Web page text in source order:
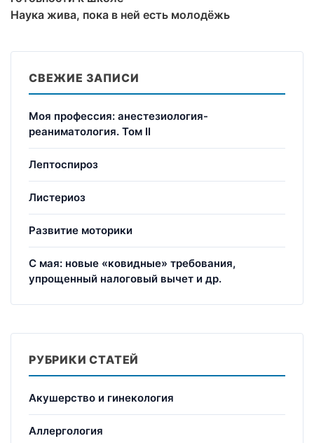
Наука жива, пока в ней есть молодёжь
СВЕЖИЕ ЗАПИСИ
Моя профессия: анестезиология-
реаниматология. Том II
Лептоспироз
Листериоз
Развитие моторики
С мая: новые «ковидные» требования,
упрощенный налоговый вычет и др.
РУБРИКИ СТАТЕЙ
Акушерство и гинекология
Аллергология